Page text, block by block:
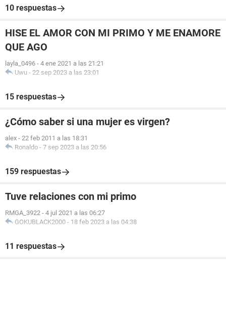
10 respuestas
HISE EL AMOR CON MI PRIMO Y ME ENAMORE
QUE AGO
layla_0496 - 4 ene 2021 a las 21:21
Uwu - 22 sep 2023 a las 23:01
15 respuestas
¿Cómo saber si una mujer es virgen?
alex - 22 feb 2011 a las 18:31
Ronaldo - 7 sep 2023 a las 20:56
159 respuestas
Tuve relaciones con mi primo
RMGA_3922 - 4 jul 2021 a las 06:27
GOKUBLACK2000 - 18 feb 2023 a las 04:38
11 respuestas